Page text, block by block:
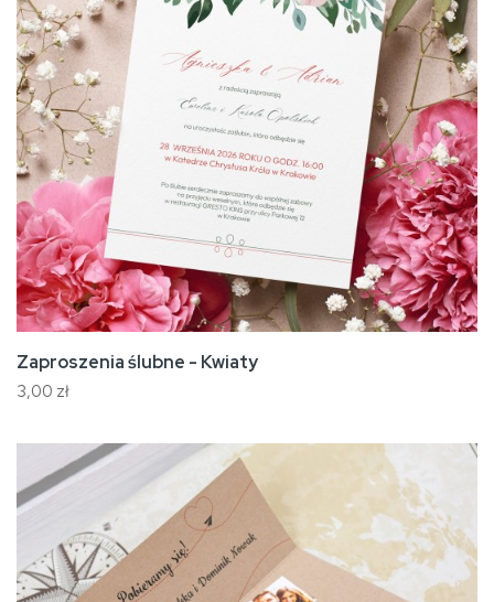
Zaproszenia ślubne - Kwiaty
3,00 zł